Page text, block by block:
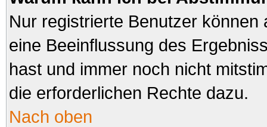
Nur registrierte Benutzer
eine Beeinflussung des
hast und immer noch nicht
die erforderlichen Rechte dazu.
Nach oben